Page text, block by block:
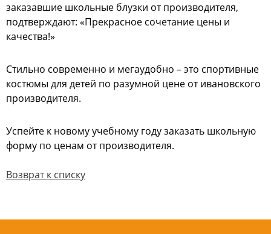
заказавшие школьные блузки от производителя,
подтверждают: «Прекрасное сочетание цены и
качества!»
Стильно современно и мегаудобно – это спортивные
костюмы для детей по разумной цене от ивановского
производителя.
Успейте к новому учебному году заказать школьную
форму по ценам от производителя.
Возврат к списку